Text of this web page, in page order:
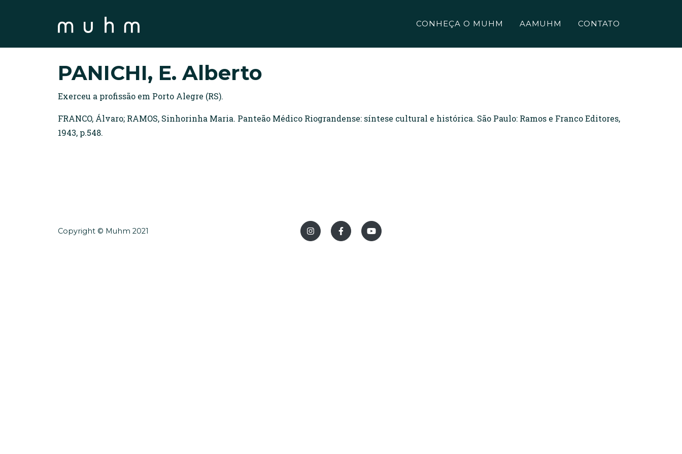
CONHEÇA O MUHM AAMUHM CONTATO
PANICHI, E. Alberto
Exerceu a profissão em Porto Alegre (RS).
FRANCO, Álvaro; RAMOS, Sinhorinha Maria. Panteão Médico Riograndense: síntese cultural e histórica. São Paulo: Ramos e Franco Editores,
1943, p.548.
Copyright © Muhm 2021